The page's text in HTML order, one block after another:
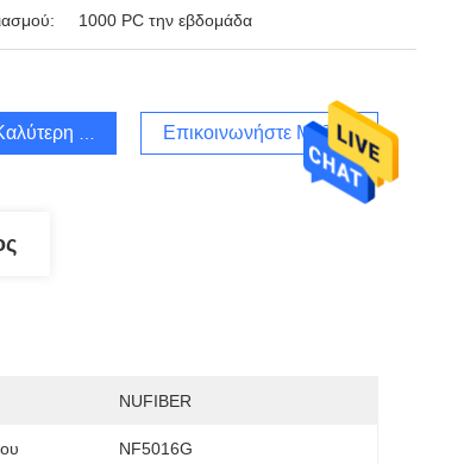
1000 PC την εβδομάδα
Τιμή Επικοινωνήστε Μαζί Μας
NUFIBER
NF5016G